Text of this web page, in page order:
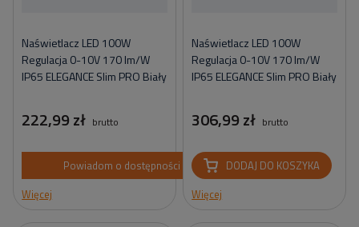
Naświetlacz LED 100W
Regulacja 0-10V 170 lm/W
IP65 ELEGANCE Slim PRO Biały
222,99 zł brutto
Powiadom o dostępności
Więcej
Naświetlacz LED 100W
Regulacja 0-10V 170 lm/W
IP65 ELEGANCE Slim PRO Biały
306,99 zł brutto
DODAJ DO KOSZYKA
Więcej